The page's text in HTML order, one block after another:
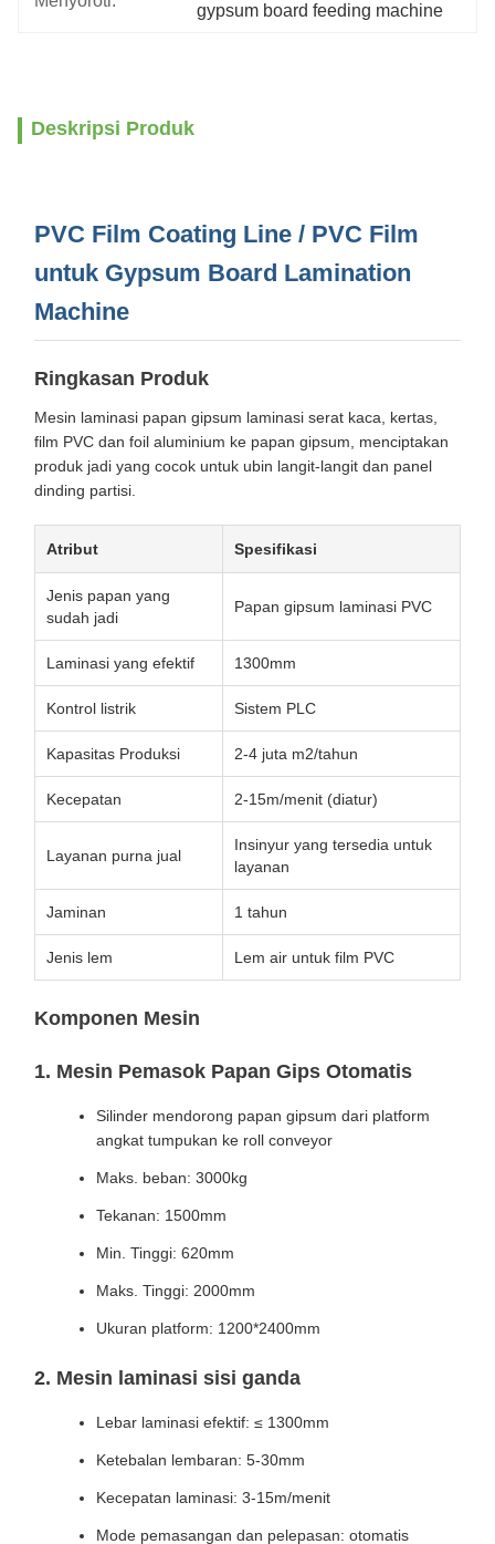
gypsum board feeding machine
Deskripsi Produk
PVC Film Coating Line / PVC Film
untuk Gypsum Board Lamination
Machine
Ringkasan Produk
Mesin laminasi papan gipsum laminasi serat kaca, kertas,
film PVC dan foil aluminium ke papan gipsum, menciptakan
produk jadi yang cocok untuk ubin langit-langit dan panel
dinding partisi.
Atribut Spesifikasi
Jenis papan yang
sudah jadi
Papan gipsum laminasi PVC
Laminasi yang efektif 1300mm
Kontrol listrik Sistem PLC
Kapasitas Produksi 2-4 juta m2/tahun
Kecepatan 2-15m/menit (diatur)
Layanan purna jual
Insinyur yang tersedia untuk
layanan
Jaminan 1 tahun
Jenis lem Lem air untuk film PVC
Komponen Mesin
1. Mesin Pemasok Papan Gips Otomatis
Silinder mendorong papan gipsum dari platform
angkat tumpukan ke roll conveyor
Maks. beban: 3000kg
Tekanan: 1500mm
Min. Tinggi: 620mm
Maks. Tinggi: 2000mm
Ukuran platform: 1200*2400mm
2. Mesin laminasi sisi ganda
Lebar laminasi efektif: ≤ 1300mm
Ketebalan lembaran: 5-30mm
Kecepatan laminasi: 3-15m/menit
Mode pemasangan dan pelepasan: otomatis